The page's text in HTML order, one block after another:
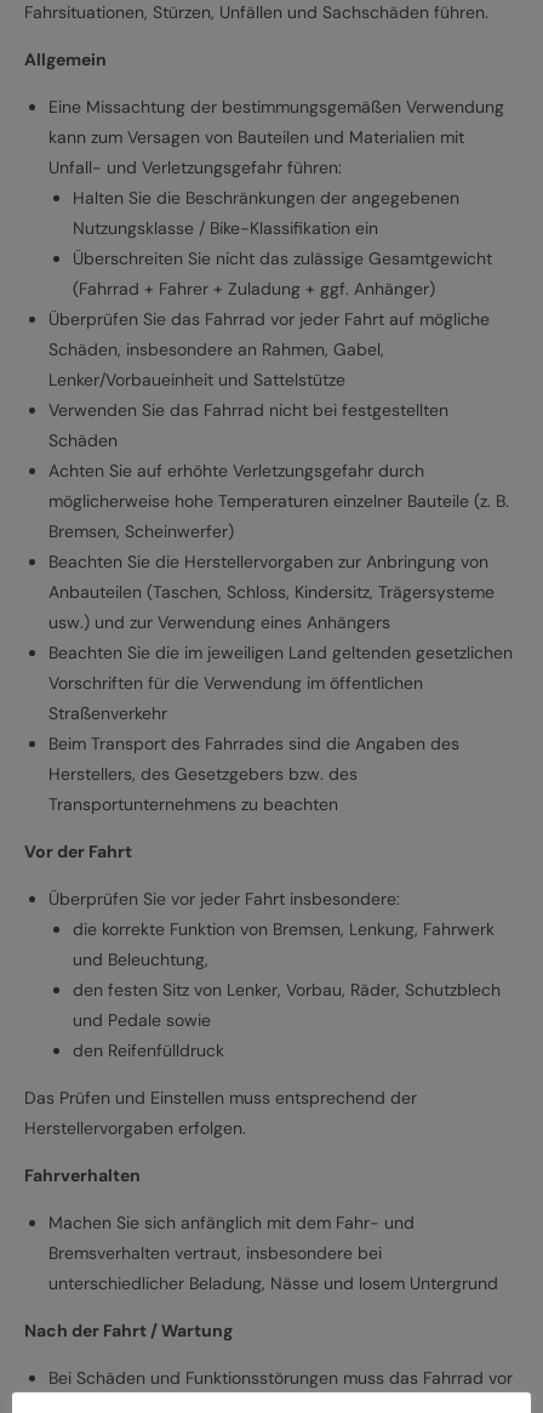
Fahrsituationen, Stürzen, Unfällen und Sachschäden führen.
Allgemein
Eine Missachtung der bestimmungsgemäßen Verwendung
kann zum Versagen von Bauteilen und Materialien mit
Unfall- und Verletzungsgefahr führen:
Halten Sie die Beschränkungen der angegebenen
Nutzungsklasse / Bike-Klassifikation ein
Überschreiten Sie nicht das zulässige Gesamtgewicht
(Fahrrad + Fahrer + Zuladung + ggf. Anhänger)
Überprüfen Sie das Fahrrad vor jeder Fahrt auf mögliche
Schäden, insbesondere an Rahmen, Gabel,
Lenker/Vorbaueinheit und Sattelstütze
Verwenden Sie das Fahrrad nicht bei festgestellten
Schäden
Achten Sie auf erhöhte Verletzungsgefahr durch
möglicherweise hohe Temperaturen einzelner Bauteile (z. B.
Bremsen, Scheinwerfer)
Beachten Sie die Herstellervorgaben zur Anbringung von
Anbauteilen (Taschen, Schloss, Kindersitz, Trägersysteme
usw.) und zur Verwendung eines Anhängers
Beachten Sie die im jeweiligen Land geltenden gesetzlichen
Vorschriften für die Verwendung im öffentlichen
Straßenverkehr
Beim Transport des Fahrrades sind die Angaben des
Herstellers, des Gesetzgebers bzw. des
Transportunternehmens zu beachten
Vor der Fahrt
Überprüfen Sie vor jeder Fahrt insbesondere:
die korrekte Funktion von Bremsen, Lenkung, Fahrwerk
und Beleuchtung,
den festen Sitz von Lenker, Vorbau, Räder, Schutzblech
und Pedale sowie
den Reifenfülldruck
Das Prüfen und Einstellen muss entsprechend der
Herstellervorgaben erfolgen.
Fahrverhalten
Machen Sie sich anfänglich mit dem Fahr- und
Bremsverhalten vertraut, insbesondere bei
unterschiedlicher Beladung, Nässe und losem Untergrund
Nach der Fahrt / Wartung
Bei Schäden und Funktionsstörungen muss das Fahrrad vor